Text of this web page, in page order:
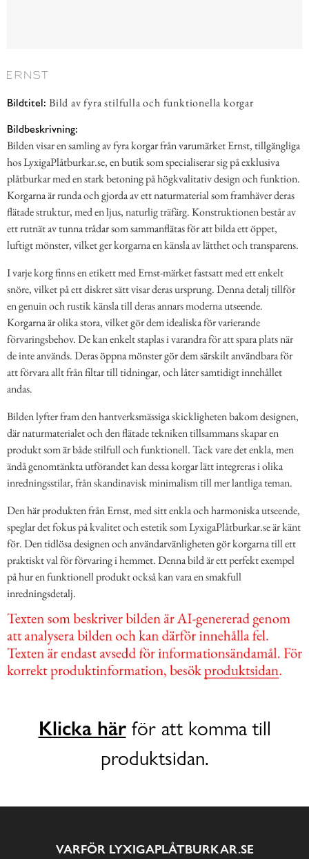
Bildtitel: Bild av fyra stilfulla och funktionella korgar
Bildbeskrivning:
Bilden visar en samling av fyra korgar från varumärket Ernst, tillgängliga
hos LyxigaPlåtburkar.se, en butik som specialiserar sig på exklusiva
plåtburkar med en stark betoning på högkvalitativ design och funktion.
Korgarna är runda och gjorda av ett naturmaterial som framhäver deras
flätade struktur, med en ljus, naturlig träfärg. Konstruktionen består av
ett rutnät av tunna trådar som sammanflätas för att bilda ett öppet,
luftigt mönster, vilket ger korgarna en känsla av lätthet och transparens.
I varje korg finns en etikett med Ernst-märket fastsatt med ett enkelt
snöre, vilket på ett diskret sätt visar deras ursprung. Denna detalj tillför
en genuin och rustik känsla till deras annars moderna utseende.
Korgarna är olika stora, vilket gör dem idealiska för varierande
förvaringsbehov. De kan enkelt staplas i varandra för att spara plats när
de inte används. Deras öppna mönster gör dem särskilt användbara för
att förvara allt från filtar till tidningar, och låter samtidigt innehållet
andas.
Bilden lyfter fram den hantverksmässiga skickligheten bakom designen,
där naturmaterialet och den flätade tekniken tillsammans skapar en
produkt som är både stilfull och funktionell. Tack vare det enkla, men
ändå genomtänkta utförandet kan dessa korgar lätt integreras i olika
inredningsstilar, från skandinavisk minimalism till mer lantliga teman.
Den här produkten från Ernst, med sitt enkla och harmoniska utseende,
speglar det fokus på kvalitet och estetik som LyxigaPlåtburkar.se är känt
för. Den tidlösa designen och användarvänligheten gör korgarna till ett
praktiskt val för förvaring i hemmet. Denna bild är ett perfekt exempel
på hur en funktionell produkt också kan vara en smakfull
inredningsdetalj.
Klicka härför att komma till
produktsidan.
VARFÖR LYXIGAPLÅTBURKAR.SE